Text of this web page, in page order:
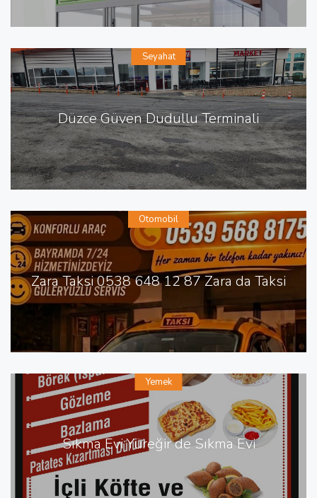
Düzce Güven Dudullu Terminali
Seyahat
Zara Taksi 0538 648 12 87 Zara da Taksi
Otomobil
Sıkma Evi Yüreğir de Sıkma Evi
Yemek